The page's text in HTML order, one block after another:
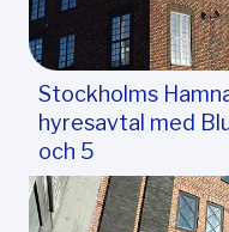
Stockholms
hyresavtal med
och 5